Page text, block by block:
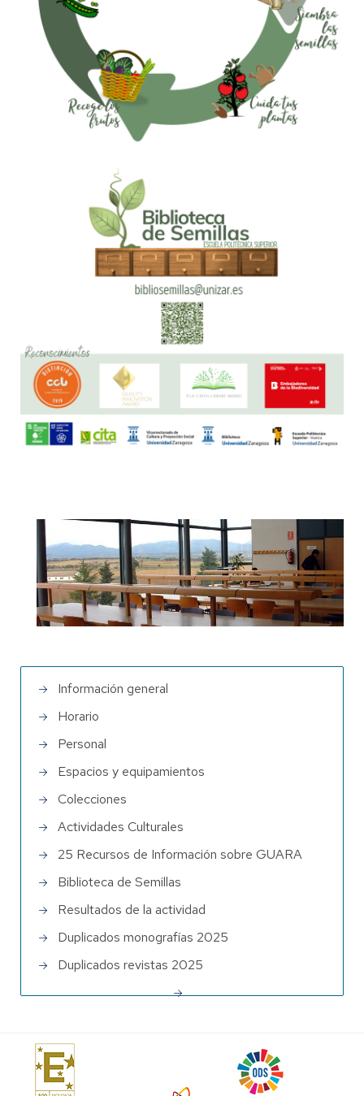
Información general
Horario
Personal
Espacios y equipamientos
Colecciones
Actividades Culturales
25 Recursos de Información sobre GUARA
Biblioteca de Semillas
Resultados de la actividad
Duplicados monografías 2025
Duplicados revistas 2025